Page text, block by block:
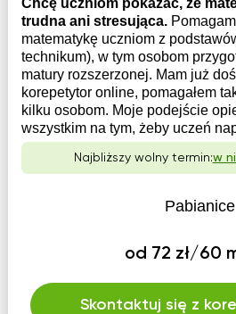
Chcę uczniom pokazać, że
trudna ani stresująca.
matematykę uczniom z
technikum), w tym osobom
matury rozszerzonej. Mam już
korepetytor online, pomagałem
kilku osobom. Moje podejście
wszystkim na tym, żeby uczeń
Najbliższy wolny termin:w
Pabianice
od 72 zł/60
Skontaktuj się z